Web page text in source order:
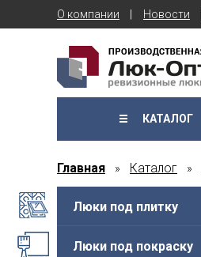
О компании Новости
КАТАЛОГ
Главная » Каталог »
Люки под плитку
Люки под покраску